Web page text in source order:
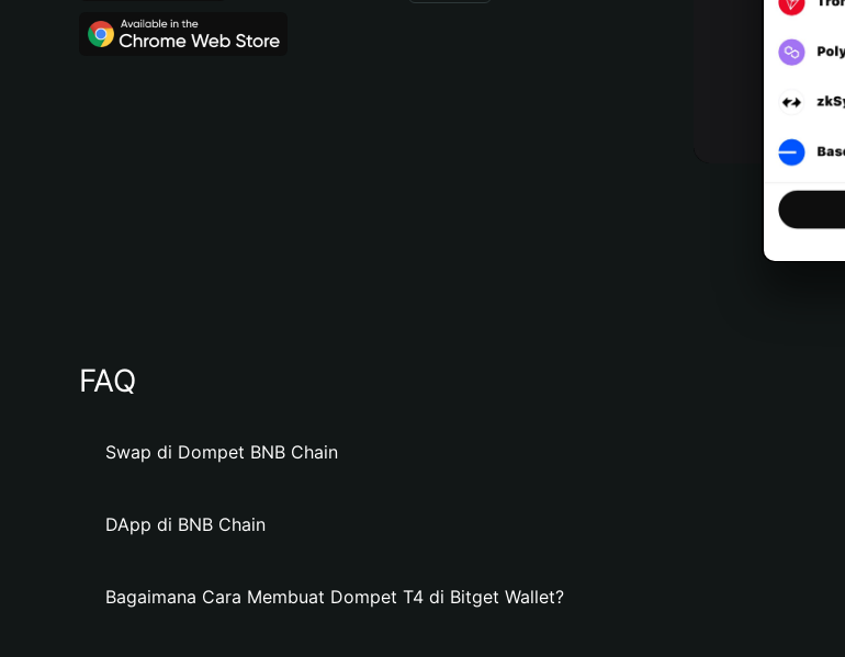
FAQ
Swap di Dompet BNB Chain
DApp di BNB Chain
Bagaimana Cara Membuat Dompet T4 di Bitget Wallet?